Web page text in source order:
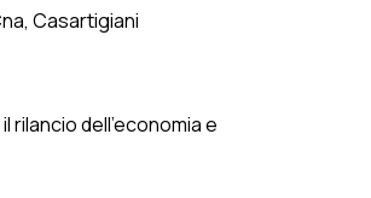
Casartigiani
dell’economia e